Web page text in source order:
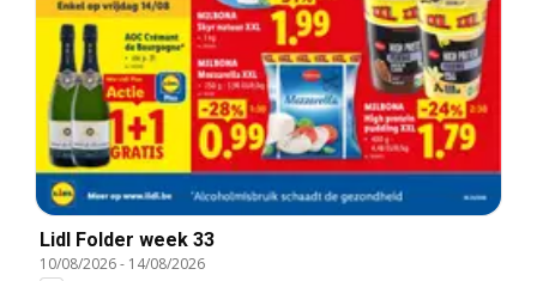
Lidl Folder week 33
10/08/2026- 14/08/2026